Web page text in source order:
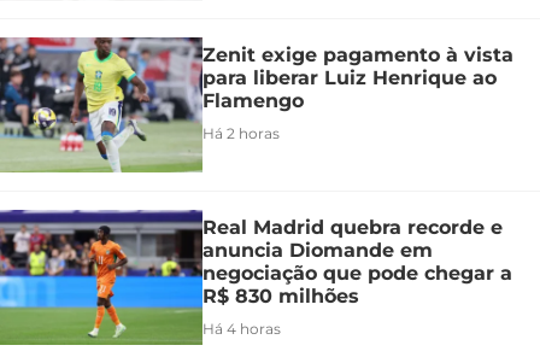
Zenit exige pagamento à vista
para liberar Luiz Henrique ao
Flamengo
Há 2 horas
Real Madrid quebra recorde e
anuncia Diomande em
negociação que pode chegar a
R$ 830 milhões
Há 4 horas